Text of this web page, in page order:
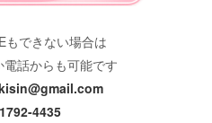
もできない場合は
話からも可能です
4435